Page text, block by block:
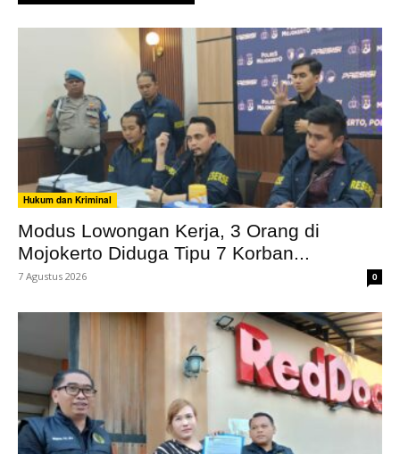
Hukum dan Kriminal
Modus Lowongan Kerja, 3 Orang di
Mojokerto Diduga Tipu 7 Korban...
7 Agustus 2026 0